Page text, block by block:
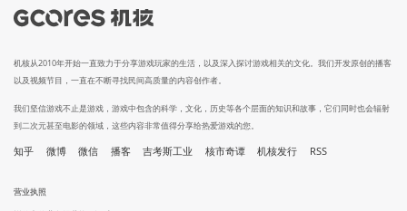
机核从2010年开始一直致力于分享游戏玩家的生活，以及深入探讨游戏相关的文化。我们开发原创的播客
以及视频节目，一直在不断寻找民间高质量的内容创作者。
我们坚信游戏不止是游戏，游戏中包含的科学，文化，历史等各个层面的知识和故事，它们同时也会辐射
到二次元甚至电影的领域，这些内容非常值得分享给热爱游戏的您。
知乎 微博 微信 播客 吉考斯工业 核市奇谭 机核发行 RSS
营业执照